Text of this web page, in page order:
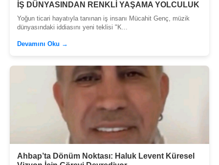
İŞ DÜNYASINDAN RENKLİ YAŞAMA YOLCULUK
Yoğun ticari hayatıyla tanınan iş insanı Mücahit Genç, müzik
dünyasındaki iddiasını yeni teklisi "K...
Devamını Oku →
Ahbap’ta Dönüm Noktası: Haluk Levent Küresel